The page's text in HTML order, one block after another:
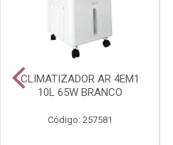
CLIMATIZADOR AR 4EM1
10L 65W BRANCO
Código: 257581